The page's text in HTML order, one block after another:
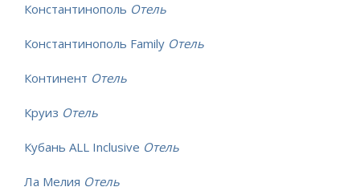
Константинополь Отель
Константинополь Family Отель
Континент Отель
Круиз Отель
Кубань ALL Inclusive Отель
Ла Мелия Отель